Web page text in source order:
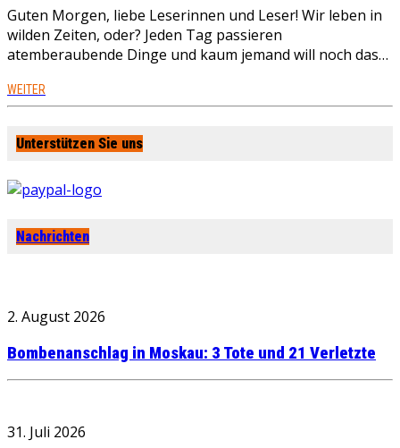
Guten Morgen, liebe Leserinnen und Leser! Wir leben in
wilden Zeiten, oder? Jeden Tag passieren
atemberaubende Dinge und kaum jemand will noch das…
WEITER
Unterstützen Sie uns
Nachrichten
2. August 2026
Bombenanschlag in Moskau: 3 Tote und 21 Verletzte
31. Juli 2026